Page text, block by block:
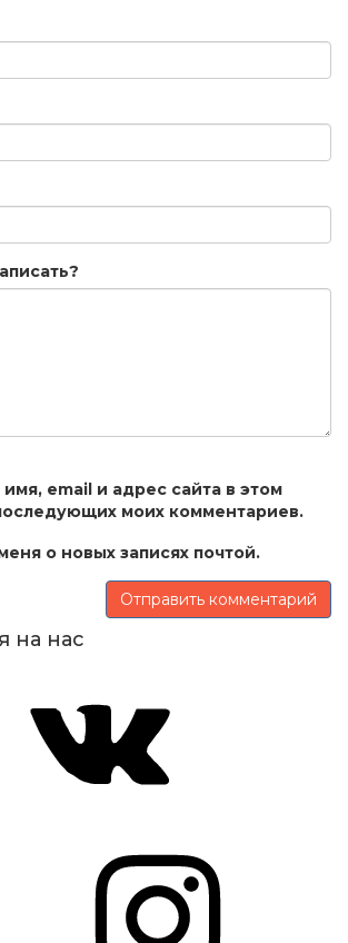
email и адрес сайта в этом
моих комментариев.
о новых записях почтой.
на нас